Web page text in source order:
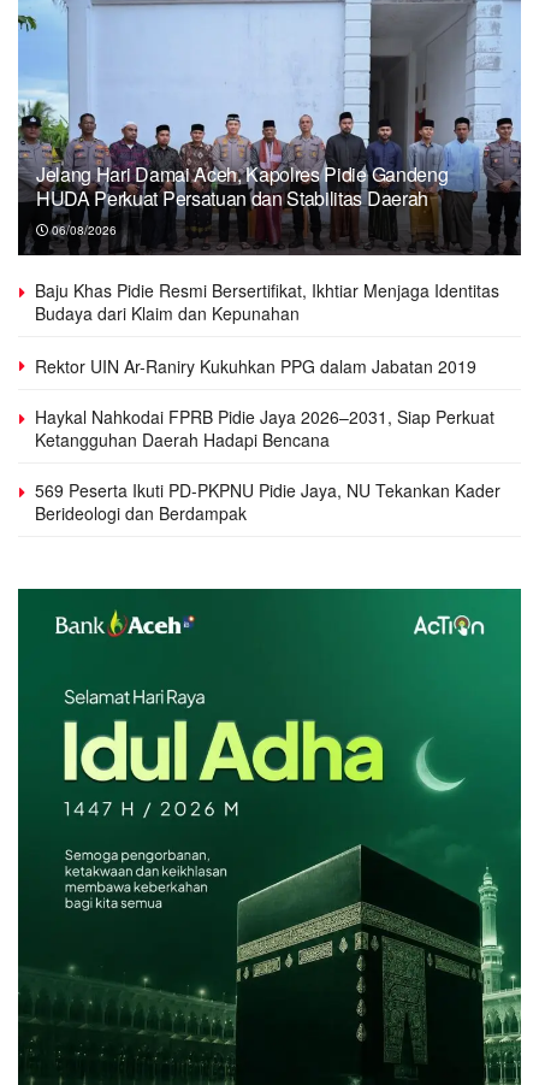
Jelang Hari Damai Aceh, Kapolres Pidie Gandeng
HUDA Perkuat Persatuan dan Stabilitas Daerah
06/08/2026
Baju Khas Pidie Resmi Bersertifikat, Ikhtiar Menjaga Identitas
Budaya dari Klaim dan Kepunahan
Rektor UIN Ar-Raniry Kukuhkan PPG dalam Jabatan 2019
Haykal Nahkodai FPRB Pidie Jaya 2026–2031, Siap Perkuat
Ketangguhan Daerah Hadapi Bencana
569 Peserta Ikuti PD-PKPNU Pidie Jaya, NU Tekankan Kader
Berideologi dan Berdampak